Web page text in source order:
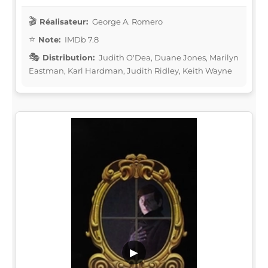
Réalisateur: George A. Romero
Note: IMDb 7.8
Distribution: Judith O'Dea, Duane Jones, Marilyn
Eastman, Karl Hardman, Judith Ridley, Keith Wayne
▶